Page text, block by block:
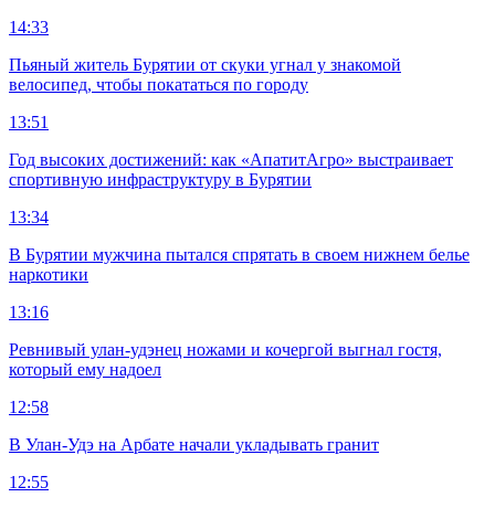
14:33
Пьяный житель Бурятии от скуки угнал у знакомой
велосипед, чтобы покататься по городу
13:51
Год высоких достижений: как «АпатитАгро» выстраивает
спортивную инфраструктуру в Бурятии
13:34
В Бурятии мужчина пытался спрятать в своем нижнем белье
наркотики
13:16
Ревнивый улан-удэнец ножами и кочергой выгнал гостя,
который ему надоел
12:58
В Улан-Удэ на Арбате начали укладывать гранит
12:55